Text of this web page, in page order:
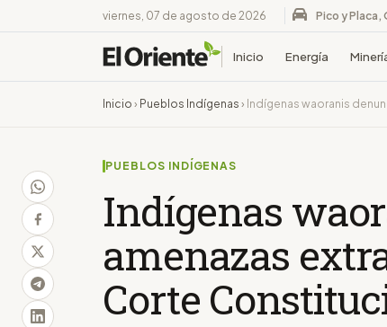
viernes, 07 de agosto de 2026 Pico y Placa,
Inicio Energía
Inicio › Pueblos Indígenas › Indígenas waoranis
PUEBLOS INDÍGENAS
Indígenas
amenazas
Corte